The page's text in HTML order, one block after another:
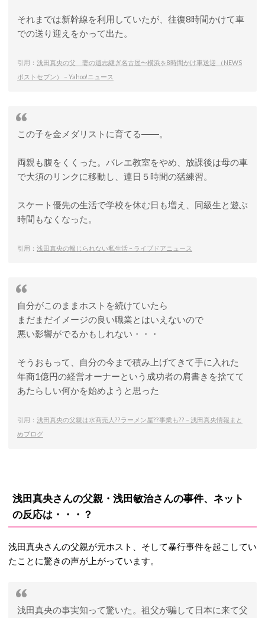
それまでは新幹線を利用していたが、往復8時間かけて車
での送り迎えをかって出た。
引用： 浅田真央の父 妻の遺志継ぎ名古屋〜横浜を8時間かけ車送迎 （NEWS
ポストセブン） – Yahoo!ニュース
この子を金メダリストに育てる――。
両親も腹をくくった。バレエ教室をやめ、放課後は母の車
で大須のリンクに移動し、連日５時間の猛練習。
スケート優先の生活で学校を休む日も増え、同級生と遊ぶ
時間もなくなった。
引用： 浅田真央の報じられない私生活 – ライブドアニュース
自分がこのままホストを続けていたら
まだまだイメージの良い職業とはいえないので
悪い影響がでるかもしれない・・・
そうおもって、自分の今まで積み上げてきて手に入れた
年商1億円の経営オーナーという成功者の肩書きを捨てて
あたらしい何かを始めようと思った
引用： 浅田真央の父親は水商売人??ラーメン屋??事業も?? – 浅田真央情報まと
めブログ
浅田真央さんの父親・浅田敏治さんの事件、ネット
の反応は・・・？
浅田真央さんの父親が元ホスト、そして暴行事件を起こしてい
たことに驚きの声が上がっています。
浅田真央の事実知って驚いた。祖父が騙して日本に来て父